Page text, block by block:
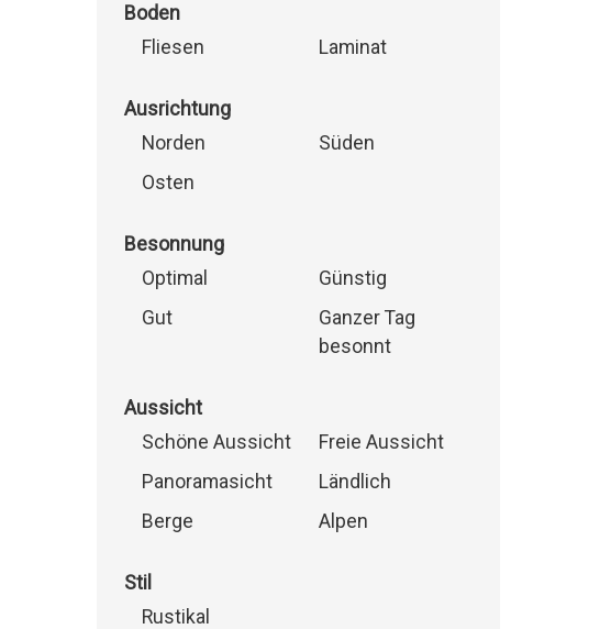
Boden
Fliesen
Laminat
Ausrichtung
Norden
Süden
Osten
Besonnung
Optimal
Günstig
Gut
Ganzer Tag
besonnt
Aussicht
Schöne Aussicht
Freie Aussicht
Panoramasicht
Ländlich
Berge
Alpen
Stil
Rustikal